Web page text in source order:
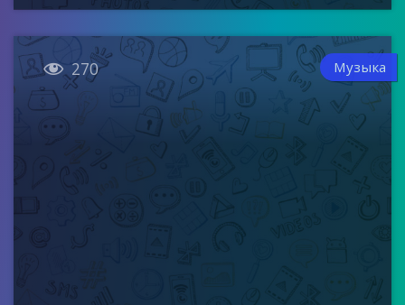
 270 Музыка